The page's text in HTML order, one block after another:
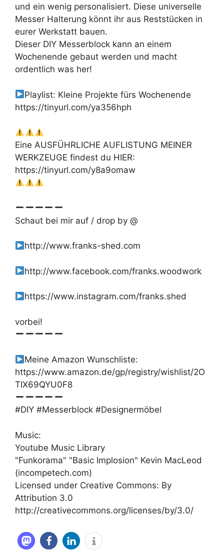
und ein wenig personalisiert. Diese universelle
Messer Halterung könnt ihr aus Reststücken in
eurer Werkstatt bauen.
Dieser DIY Messerblock kann an einem
Wochenende gebaut werden und macht
ordentlich was her!
Playlist: Kleine Projekte fürs Wochenende
https://tinyurl.com/ya356hph
Eine AUSFÜHRLICHE AUFLISTUNG MEINER
WERKZEUGE findest du HIER:
https://tinyurl.com/y8a9omaw
Schaut bei mir auf / drop by @
http://www.franks-shed.com
http://www.facebook.com/franks.woodwork
https://www.instagram.com/franks.shed
vorbei!
Meine Amazon Wunschliste:
https://www.amazon.de/gp/registry/wishlist/2O
TIX69QYU0F8
#DIY #Messerblock #Designermöbel
Music:
Youtube Music Library
"Funkorama" "Basic Implosion" Kevin MacLeod
(incompetech.com)
Licensed under Creative Commons: By
Attribution 3.0
http://creativecommons.org/licenses/by/3.0/